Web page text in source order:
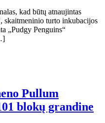
kad būtų atnaujintas
skaitmeninio turto inkubacijos
„Pudgy Penguins“
Pullum
blokų grandine